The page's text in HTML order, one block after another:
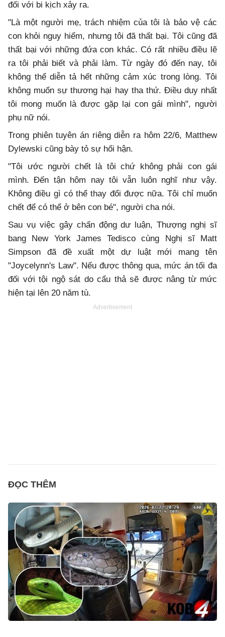
đối với bi kịch xảy ra.
"Là một người mẹ, trách nhiệm của tôi là bảo vệ các
con khỏi nguy hiểm, nhưng tôi đã thất bại. Tôi cũng đã
thất bại với những đứa con khác. Có rất nhiều điều lẽ
ra tôi phải biết và phải làm. Từ ngày đó đến nay, tôi
không thể diễn tả hết những cảm xúc trong lòng. Tôi
không muốn sự thương hại hay tha thứ. Điều duy nhất
tôi mong muốn là được gặp lại con gái mình", người
phụ nữ nói.
Trong phiên tuyên án riêng diễn ra hôm 22/6, Matthew
Dylewski cũng bày tỏ sự hối hận.
"Tôi ước người chết là tôi chứ không phải con gái
mình. Đến tận hôm nay tôi vẫn luôn nghĩ như vậy.
Không điều gì có thể thay đổi được nữa. Tôi chỉ muốn
chết để có thể ở bên con bé", người cha nói.
Sau vụ việc gây chấn động dư luận, Thượng nghị sĩ
bang New York James Tedisco cùng Nghị sĩ Matt
Simpson đã đề xuất một dự luật mới mang tên
"Joycelynn's Law". Nếu được thông qua, mức án tối đa
đối với tội ngộ sát do cẩu thả sẽ được nâng từ mức
hiện tại lên 20 năm tù.
Advertisement
ĐỌC THÊM